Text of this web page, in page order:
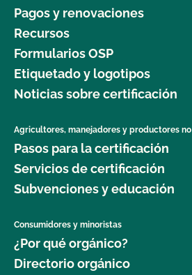
Pagos y renovaciones
Recursos
Formularios OSP
Etiquetado y logotipos
Noticias sobre certificación
Agricultores, manejadores y productores
Pasos para la certificación
Servicios de certificación
Subvenciones y educación
Consumidores y minoristas
¿Por qué orgánico?
Directorio orgánico